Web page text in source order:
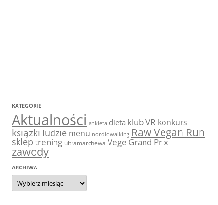
KATEGORIE
Aktualności ankieta dieta klub VR konkurs
książki ludzie menu nordic walking Raw Vegan Run
skleptrening ultramarchewa Vege Grand Prix
zawody
ARCHIWA
Archiwa